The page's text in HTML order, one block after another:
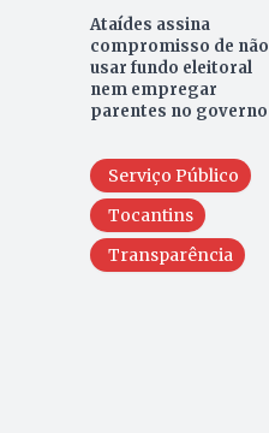
Ataídes assina
compromisso de não
usar fundo eleitoral
nem empregar
parentes no governo
Serviço Público
Tocantins
Transparência